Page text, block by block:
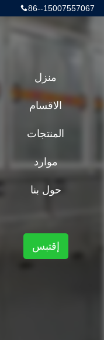
86--15007557067
منزل
الاقسام
المنتجات
موارد
حول بنا
إقتبس